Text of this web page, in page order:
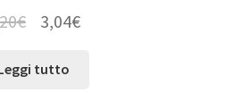
€ 3,04€
tutto